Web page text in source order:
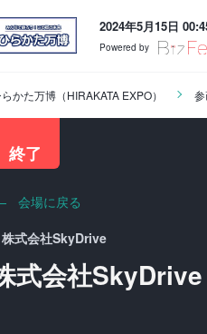
2024年5月15日
Powered by
かた万博（HIRAKATA EXPO）
会場に戻る
終了
株式会社SkyDrive
式会社SkyDrive